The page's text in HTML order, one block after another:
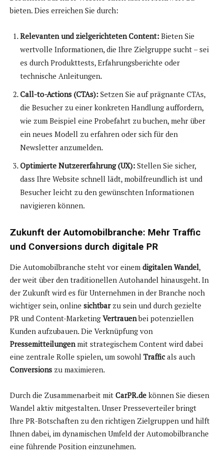
bieten. Dies erreichen Sie durch:
Relevanten und zielgerichteten Content: Bieten Sie
wertvolle Informationen, die Ihre Zielgruppe sucht – sei
es durch Produkttests, Erfahrungsberichte oder
technische Anleitungen.
Call-to-Actions (CTAs): Setzen Sie auf prägnante CTAs,
die Besucher zu einer konkreten Handlung auffordern,
wie zum Beispiel eine Probefahrt zu buchen, mehr über
ein neues Modell zu erfahren oder sich für den
Newsletter anzumelden.
Optimierte Nutzererfahrung (UX): Stellen Sie sicher,
dass Ihre Website schnell lädt, mobilfreundlich ist und
Besucher leicht zu den gewünschten Informationen
navigieren können.
Zukunft der Automobilbranche: Mehr Traffic
und Conversions durch digitale PR
Die Automobilbranche steht vor einem digitalen Wandel,
der weit über den traditionellen Autohandel hinausgeht. In
der Zukunft wird es für Unternehmen in der Branche noch
wichtiger sein, online sichtbarzu sein und durch gezielte
PR und Content-Marketing Vertrauenbei potenziellen
Kunden aufzubauen. Die Verknüpfung von
Pressemitteilungenmit strategischem Content wird dabei
eine zentrale Rolle spielen, um sowohl Traffic als auch
Conversions zu maximieren.
Durch die Zusammenarbeit mit CarPR.de können Sie diesen
Wandel aktiv mitgestalten. Unser Presseverteiler bringt
Ihre PR-Botschaften zu den richtigen Zielgruppen und hilft
Ihnen dabei, im dynamischen Umfeld der Automobilbranche
eine führende Position einzunehmen.